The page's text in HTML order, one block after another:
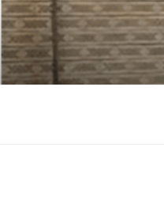
Zum
Inhalt
springen